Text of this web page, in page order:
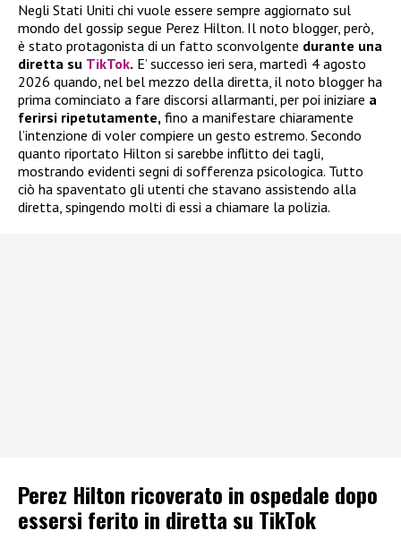
Negli Stati Uniti chi vuole essere sempre aggiornato sul
mondo del gossip segue Perez Hilton. Il noto blogger, però,
è stato protagonista di un fatto sconvolgente durante una
diretta su TikTok. E’ successo ieri sera, martedì 4 agosto
2026 quando, nel bel mezzo della diretta, il noto blogger ha
prima cominciato a fare discorsi allarmanti, per poi iniziare a
ferirsi ripetutamente, fino a manifestare chiaramente
l’intenzione di voler compiere un gesto estremo. Secondo
quanto riportato Hilton si sarebbe inflitto dei tagli,
mostrando evidenti segni di sofferenza psicologica. Tutto
ciò ha spaventato gli utenti che stavano assistendo alla
diretta, spingendo molti di essi a chiamare la polizia.
Perez Hilton ricoverato in ospedale dopo
essersi ferito in diretta su TikTok